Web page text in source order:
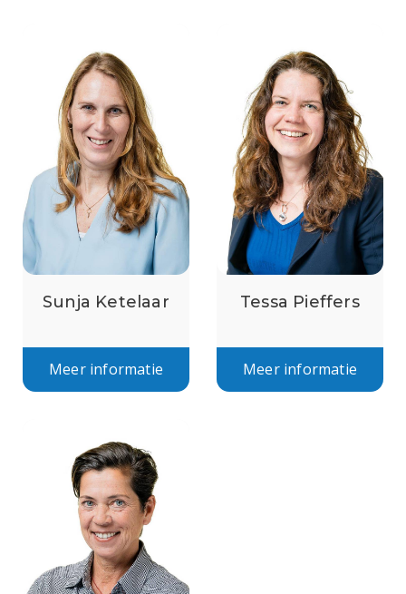
Sunja Ketelaar
Meer informatie
Tessa Pieffers
Meer informatie